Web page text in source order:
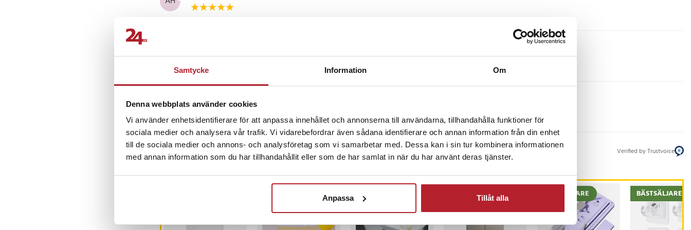
Samtycke Information Om
Denna webbplats använder cookies
Vi använder enhetsidentifierare för att anpassa innehållet och annonserna till användarna, tillhandahålla funktioner för
sociala medier och analysera vår trafik. Vi vidarebefordrar även sådana identifierare och annan information från din enhet
till de sociala medier och annons- och analysföretag som vi samarbetar med. Dessa kan i sin tur kombinera informationen
med annan information som du har tillhandahållit eller som de har samlat in när du har använt deras tjänster.
Anpassa Tillåt alla
- Färg: Vit/creme
- Mått: 20,4 × 12 × 20,9 cm
- Tillbehör: Bärrem, 2 mikrofoner, snabbstartsguide,
manual, garantifolder, garantikort
Artikelnummer:123195
DD
Verified by Trustvoice
Andra köpte också
BÄSTSÄLJARE BÄSTSÄLJARE